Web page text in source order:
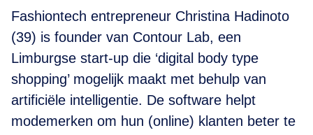
Fashiontech entrepreneur Christina Hadinoto
(39) is founder van Contour Lab, een
Limburgse start-up die ‘digital body type
shopping’ mogelijk maakt met behulp van
artificiële intelligentie. De software helpt
modemerken om hun (online) klanten beter te